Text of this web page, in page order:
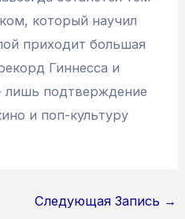
который научил
приходит большая
Гиннесса и
подтверждение
и поп-культуру
Следующая Запись →